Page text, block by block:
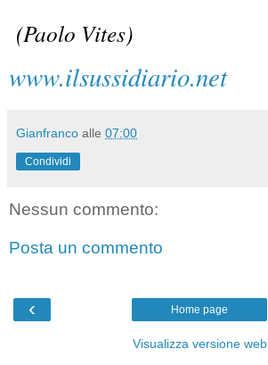
(Paolo Vites)
www.ilsussidiario.net
Gianfranco alle 07:00
Condividi
Nessun commento:
Posta un commento
‹ Home page
Visualizza versione web